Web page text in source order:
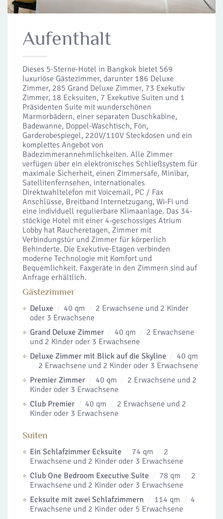
Aufenthalt
Dieses 5-Sterne-Hotel in Bangkok bietet 569
luxuriöse Gästezimmer, darunter 186 Deluxe
Zimmer, 285 Grand Deluxe Zimmer, 73 Exekutiv
Zimmer, 18 Ecksuiten, 7 Exekutive Suiten und 1
Präsidenten Suite mit wunderschönen
Marmorbädern, einer separaten Duschkabine,
Badewanne, Doppel-Waschtisch, Fön,
Garderobespiegel, 220V/110V Steckdosen und ein
komplettes Angebot von
Badezimmerannehmlichkeiten. Alle Zimmer
verfügen über ein elektronisches Schließsystem für
maximale Sicherheit, einen Zimmersafe, Minibar,
Satellitenfernsehen, internationales
Direktwahltelefon mit Voicemail, PC / Fax
Anschlüsse, Breitband Internetzugang, Wi-Fi und
eine individuell regulierbare Klimaanlage. Das 34-
stöckige Hotel mit einer 4-geschossiges Atrium
Lobby hat Raucheretagen, Zimmer mit
Verbindungstür und Zimmer für körperlich
Behinderte. Die Exekutive-Etagen verbinden
moderne Technologie mit Komfort und
Bequemlichkeit. Faxgeräte in den Zimmern sind auf
Anfrage erhältlich.
Gästezimmer
Deluxe
40 qm
2 Erwachsene und 2 Kinder
oder 3 Erwachsene
Grand Deluxe Zimmer
40 qm
2 Erwachsene
und 2 Kinder oder 3 Erwachsene
Deluxe Zimmer mit Blick auf die Skyline
40 qm
2 Erwachsene und 2 Kinder oder 3 Erwachsene
Premier Zimmer
40 qm
2 Erwachsene und 2
Kinder oder 3 Erwachsene
Club Premier
40 qm
2 Erwachsene und 2
Kinder oder 3 Erwachsene
Suiten
Ein Schlafzimmer Ecksuite
74 qm
2
Erwachsene und 2 Kinder oder 3 Erwachsene
Club One Bedroom Executive Suite
78 qm
2
Erwachsene und 2 Kinder oder 3 Erwachsene
Ecksuite mit zwei Schlafzimmern
114 qm
4
Erwachsene und 2 Kinder oder 5 Erwachsene